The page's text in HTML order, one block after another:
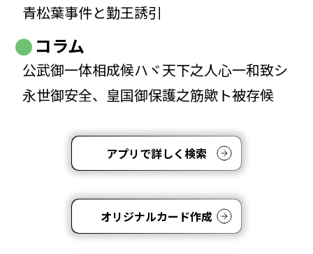
青松葉事件と勤王誘引
コラム
公武御一体相成候ハヾ天下之人心一和致シ
永世御安全、皇国御保護之筋歟ト被存候
アプリで詳しく検索
オリジナルカード作成